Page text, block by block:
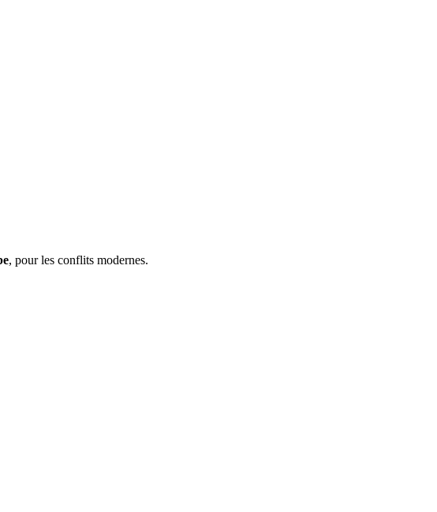
, pour les conflits modernes.